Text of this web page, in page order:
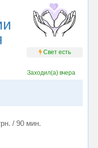
Свет есть
Заходил(а) вчера
/ 90 мин.